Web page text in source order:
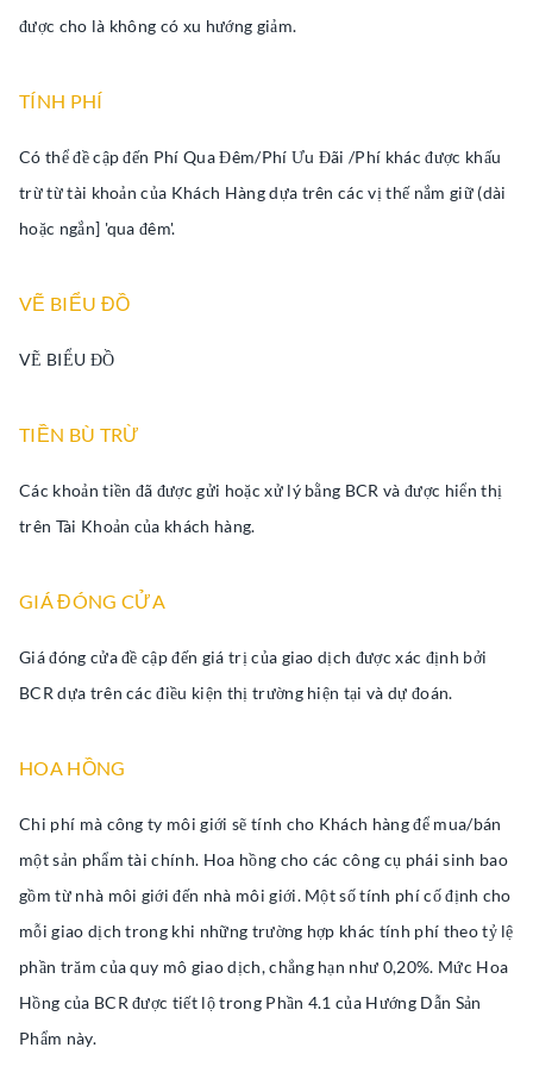
được cho là không có xu hướng giảm.
TÍNH PHÍ
Có thể đề cập đến Phí Qua Đêm/Phí Ưu Đãi /Phí khác được khấu
trừ từ tài khoản của Khách Hàng dựa trên các vị thế nắm giữ (dài
hoặc ngắn] 'qua đêm'.
VẼ BIỂU ĐỒ
VẼ BIỂU ĐỒ
TIỀN BÙ TRỪ
Các khoản tiền đã được gửi hoặc xử lý bằng BCR và được hiển thị
trên Tài Khoản của khách hàng.
GIÁ ĐÓNG CỬA
Giá đóng cửa đề cập đến giá trị của giao dịch được xác định bởi
BCR dựa trên các điều kiện thị trường hiện tại và dự đoán.
HOA HỒNG
Chi phí mà công ty môi giới sẽ tính cho Khách hàng để mua/bán
một sản phẩm tài chính. Hoa hồng cho các công cụ phái sinh bao
gồm từ nhà môi giới đến nhà môi giới. Một số tính phí cố định cho
mỗi giao dịch trong khi những trường hợp khác tính phí theo tỷ lệ
phần trăm của quy mô giao dịch, chẳng hạn như 0,20%. Mức Hoa
Hồng của BCR được tiết lộ trong Phần 4.1 của Hướng Dẫn Sản
Phẩm này.